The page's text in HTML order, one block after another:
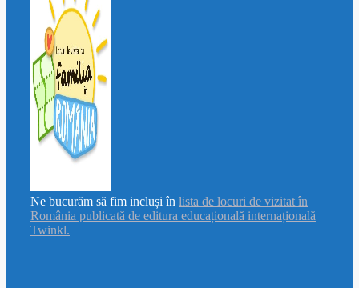
Ne bucurăm să fim incluși în lista de locuri de vizitat în
România publicată de editura educațională internațională
Twinkl.